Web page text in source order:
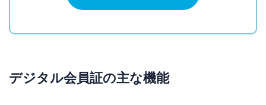
デジタル会員証の主な機能